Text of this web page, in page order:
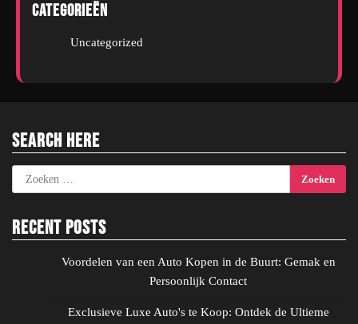
Categorieën
Uncategorized
Search Here
Zoeken
naar:
Recent Posts
Voordelen van een Auto Kopen in de Buurt: Gemak en
Persoonlijk Contact
Exclusieve Luxe Auto's te Koop: Ontdek de Ultieme